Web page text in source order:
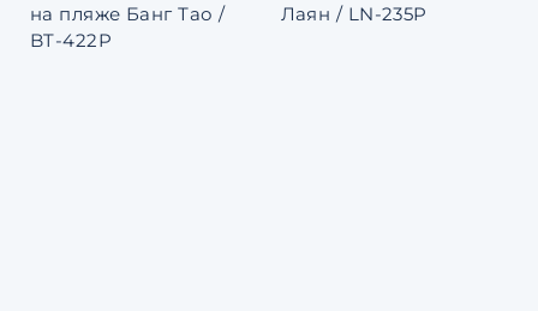
на пляже Банг Тао /
BT-422P
Лаян / LN-235P